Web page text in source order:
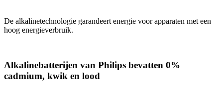
De alkalinetechnologie garandeert energie voor apparaten met een
hoog energieverbruik.
Alkalinebatterijen van Philips bevatten 0%
cadmium, kwik en lood